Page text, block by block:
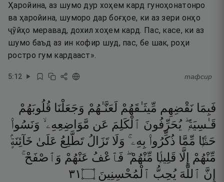
Ҳаройина, аз шумо дур хоҳем кард гуноҳонатонро
ва ҳаройина, шуморо дар боғҳое, ки аз зери онҳо
ҷӯйҳо меравад, дохил хоҳем кард. Пас, касе, ки аз
шумо баъд аз ин кофир шуд, пас, бе шак, роҳи
ростро гум кардааст».
5:12 тафсир
فَبِمَا نَقْضِهِم مِّيثَـٰقَهُمْ لَعَنَّـٰهُمْ وَجَعَلْنَا قُلُوبَهُمْ
قَـٰسِيَةًۭ ۖ يُحَرِّفُونَ ٱلْكَلِمَ عَن مَّوَاضِعِهِۦ ۙ وَنَسُوا۟
حَظًّۭا مِّمَّا ذُكِّرُوا۟ بِهِۦ ۚ وَلَا تَزَالُ تَطَّلِعُ عَلَىٰ خَآئِنَةٍۢ
مِّنْهُمْ
إِلَّا قَلِيلًۭا مِّنْهُمْ ۖ فَٱعْفُ عَنْهُمْ وَٱصْفَحْ ۚ
إِنَّ ٱللَّهَ يُحِبُّ ٱلْمُحْسِنِينَ ۝١٣